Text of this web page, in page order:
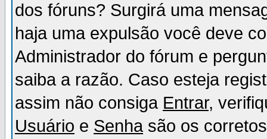
dos fóruns? Surgirá uma
haja uma expulsão você deve
Administrador do fórum e
saiba a razão. Caso esteja
assim não consiga Entrar,
Usuário e Senhasão os